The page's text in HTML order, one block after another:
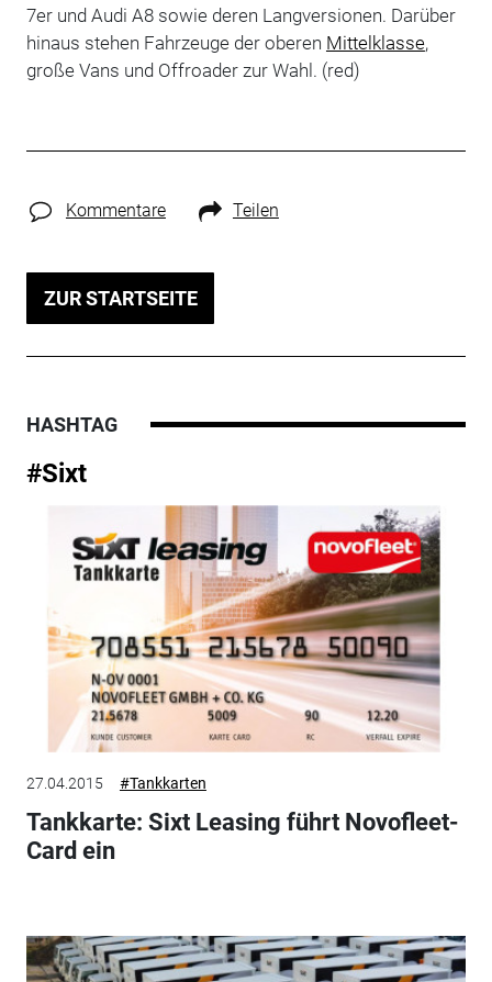
7er und Audi A8 sowie deren Langversionen. Darüber
hinaus stehen Fahrzeuge der oberen Mittelklasse,
große Vans und Offroader zur Wahl. (red)
Kommentare Teilen
ZUR STARTSEITE
HASHTAG
#Sixt
27.04.2015 #Tankkarten
Tankkarte: Sixt Leasing führt Novofleet-
Card ein